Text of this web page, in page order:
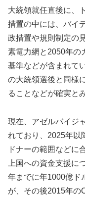
大統領就任直後に、
措置の中には、バイ
政措置や規則制定の
素電力網と2050年の
基準などが含まれて
の大統領選後と同様
ることなどが確実と
現在、アゼルバイジ
れており、2025年以
ドナーの範囲などに
上国への資金支援に
年までに年1000億ド
が、その後2015年の